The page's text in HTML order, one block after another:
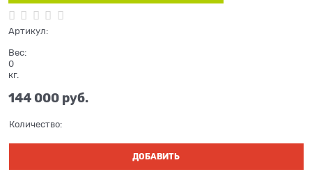
Артикул:
Вес:
0
кг.
144 000 руб.
Количество:
ДОБАВИТЬ